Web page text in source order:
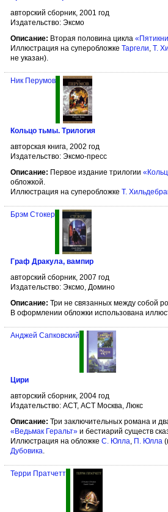
авторский сборник, 2001 год
Издательство: Эксмо
Описание: Вторая половина цикла
Иллюстрация на суперобложке Таргели, Т.
не указан).
Ник Перумов
Кольцо тьмы. Трилогия
авторская книга, 2002 год
Издательство: Эксмо-пресс
Описание: Первое издание трилогии
обложкой.
Иллюстрация на суперобложке Т.
Брэм Стокер
Граф Дракула, вампир
авторский сборник, 2007 год
Издательство: Эксмо, Домино
Описание: Три не связанных между собой
В оформлении обложки использована
Анджей Сапковский
Цири
авторский сборник, 2004 год
Издательство: АСТ, АСТ Москва, Люкс
Описание: Три заключительных романа и
«Ведьмак Геральт» и бестиарий существ
Иллюстрация на обложке С. Юлла, П. Юлла
Дубовика.
Терри Пратчетт